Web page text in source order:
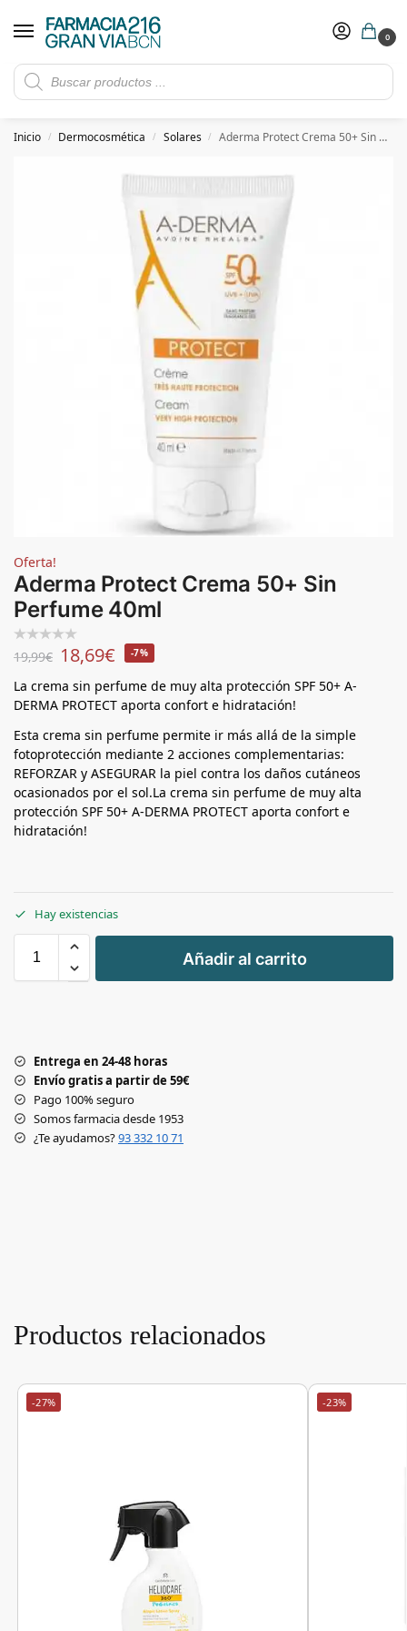
0
Rebajas de verano hasta -30%
​ 5€ de descuento con el cupón 5GRANVIA (compras superiores a 150€)
Inicio / Dermocosmética / Solares / Aderma Protect Crema 50+ Sin Perfume 40ml
Oferta!
Aderma Protect Crema 50+ Sin
Perfume 40ml
19,99€ 18,69€ -7%
La crema sin perfume de muy alta protección SPF 50+ A-
DERMA PROTECT aporta confort e hidratación!
Esta crema sin perfume permite ir más allá de la simple
fotoprotección mediante 2 acciones complementarias:
REFORZAR y ASEGURAR la piel contra los daños cutáneos
ocasionados por el sol.La crema sin perfume de muy alta
protección SPF 50+ A-DERMA PROTECT aporta confort e
hidratación!
Hay existencias
+
-
Añadir al carrito
Entrega en 24-48 horas
Envío gratis a partir de 59€
Pago 100% seguro
Somos farmacia desde 1953
¿Te ayudamos?93 332 10 71
Productos relacionados
-27% -23%